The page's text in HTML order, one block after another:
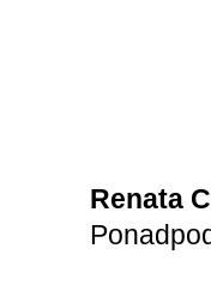
Renata